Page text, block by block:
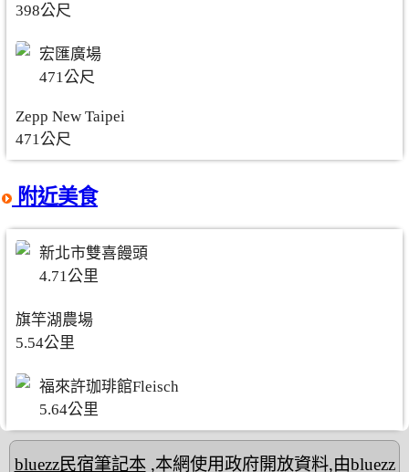
398公尺
宏匯廣場
471公尺
Zepp New Taipei
471公尺
附近美食
新北市雙喜饅頭
4.71公里
旗竿湖農場
5.54公里
福來許珈琲館Fleisch
5.64公里
bluezz民宿筆記本,本網使用政府開放資料,由bluezz